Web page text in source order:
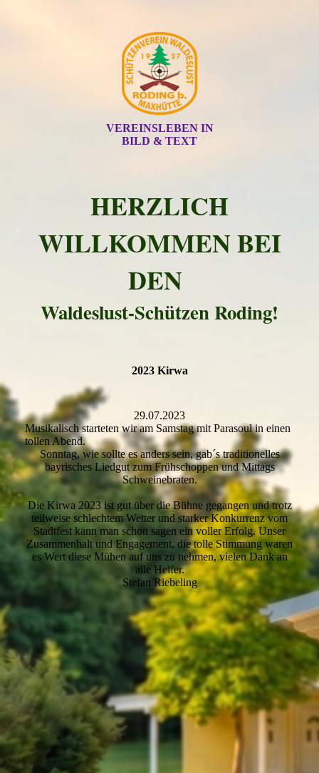
VEREINSLEBEN IN
BILD & TEXT
HERZLICH
WILLKOMMEN BEI
DEN
Waldeslust-Schützen Roding!
2023 Kirwa
29.07.2023
Musikalisch starteten wir am Samstag mit Parasoul in einen
tollen Abend.
Sonntag, wie sollte es anders sein, gab´s traditionelles
bayrisches Liedgut zum Frühschoppen und Mittags
Schweinebraten.
Die Kirwa 2023 ist gut über die Bühne gegangen und trotz
teilweise schlechtem Wetter und starker Konkurrenz vom
Stadtfest kann man schon sagen ein voller Erfolg. Unser
Zusammenhalt und Engagement, die tolle Stimmung waren
es Wert diese Mühen auf uns zu nehmen, vielen Dank an
alle Helfer.
Stefan Riebeling